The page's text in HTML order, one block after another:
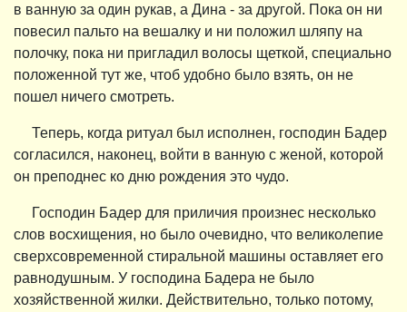
в ванную за один рукав, а Дина - за другой. Пока он ни
повесил пальто на вешалку и ни положил шляпу на
полочку, пока ни пригладил волосы щеткой, специально
положенной тут же, чтоб удобно было взять, он не
пошел ничего смотреть.
Теперь, когда ритуал был исполнен, господин Бадер
согласился, наконец, войти в ванную с женой, которой
он преподнес ко дню рождения это чудо.
Господин Бадер для приличия произнес несколько
слов восхищения, но было очевидно, что великолепие
сверхсовременной стиральной машины оставляет его
равнодушным. У господина Бадера не было
хозяйственной жилки. Действительно, только потому,